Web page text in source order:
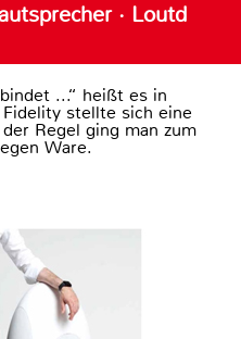
· Loutd
...“ heißt es in
stellte sich eine
Regel ging man zum
Ware.